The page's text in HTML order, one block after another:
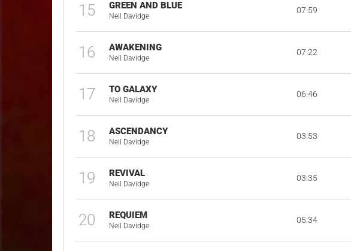
15 GREEN AND BLUE
Neil Davidge
07:59
16 AWAKENING
Neil Davidge
07:22
17 TO GALAXY
Neil Davidge
06:46
18 ASCENDANCY
Neil Davidge
03:53
19 REVIVAL
Neil Davidge
03:35
20 REQUIEM
Neil Davidge
05:34